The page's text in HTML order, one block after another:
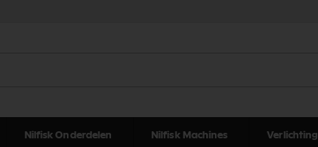
Nilfisk Onderdelen Nilfisk Machines Verlichting